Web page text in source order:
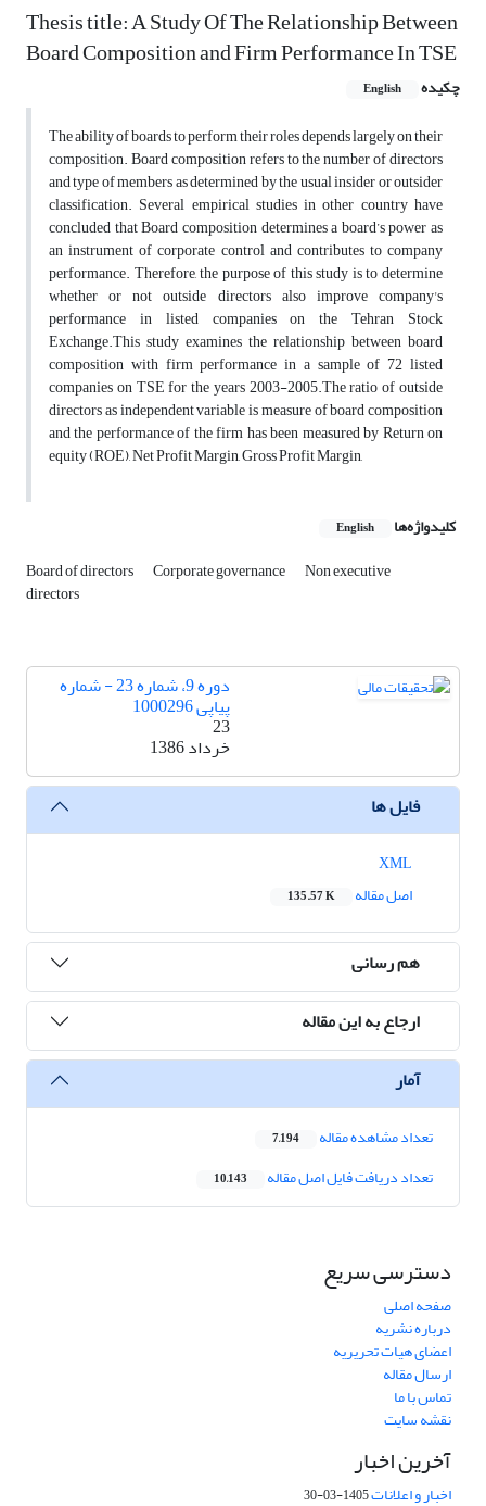
Thesis title: A Study Of The Relationship Between
Board Composition and Firm Performance In TSE
چکیده English
The ability of boards to perform their roles depends largely on their
composition. Board composition refers to the number of directors
and type of members as determined by the usual insider or outsider
classification. Several empirical studies in other country have
concluded that Board composition determines a board’s power as
an instrument of corporate control and contributes to company
performance. Therefore, the purpose of this study is to determine
whether or not outside directors also improve company's
performance in listed companies on the Tehran Stock
Exchange.This study examines the relationship between board
composition with firm performance in a sample of 72 listed
companies on TSE for the years 2003-2005.The ratio of outside
directors as independent variable is measure of board composition
and the performance of the firm has been measured by Return on
equity (ROE), Net Profit Margin, Gross Profit Margin,
کلیدواژه‌ها English
Board of directors Corporate governance Non executive
directors
دوره 9، شماره 23 - شماره
پیاپی 1000296
23
خرداد 1386
فایل ها
اصل مقاله
135.57 K
هم رسانی
ارجاع به این مقاله
آمار
تعداد مشاهده مقاله 7,194
تعداد دریافت فایل اصل مقاله 10,143
دسترسی سریع
صفحه اصلی
درباره نشریه
اعضای هیات تحریریه
ارسال مقاله
تماس با ما
نقشه سایت
آخرین اخبار
اخبار و اعلانات1405-03-30